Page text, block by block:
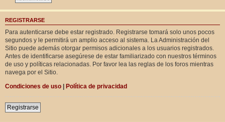
REGISTRARSE
Para autenticarse debe estar registrado. Registrarse tomará solo unos pocos
segundos y le permitirá un amplio acceso al sistema. La Administración del
Sitio puede además otorgar permisos adicionales a los usuarios registrados.
Antes de identificarse asegúrese de estar familiarizado con nuestros términos
de uso y políticas relacionadas. Por favor lea las reglas de los foros mientras
navega por el Sitio.
Condiciones de uso | Política de privacidad
Registrarse